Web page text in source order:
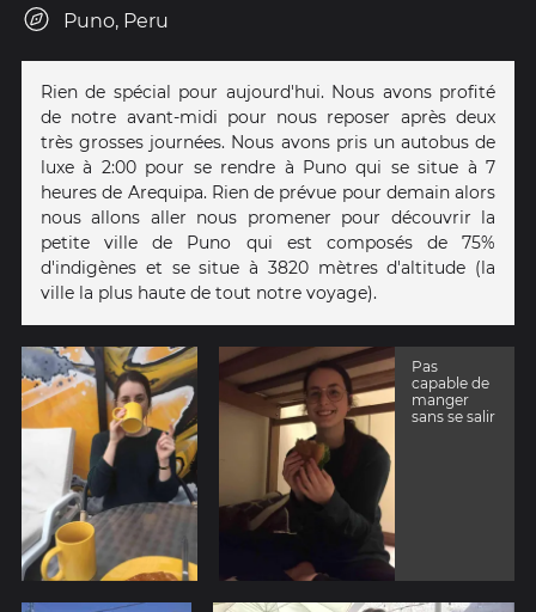
Puno, Peru
Rien de spécial pour aujourd'hui. Nous avons profité
de notre avant-midi pour nous reposer après deux
très grosses journées. Nous avons pris un autobus de
luxe à 2:00 pour se rendre à Puno qui se situe à 7
heures de Arequipa. Rien de prévue pour demain alors
nous allons aller nous promener pour découvrir la
petite ville de Puno qui est composés de 75%
d'indigènes et se situe à 3820 mètres d'altitude (la
ville la plus haute de tout notre voyage).
Pas
capable de
manger
sans se salir